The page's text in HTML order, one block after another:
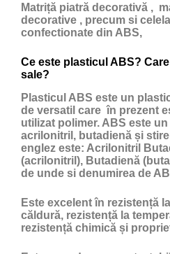
Matriță piatră decorativă ,
decorative , precum si
confectionate din ABS,
Ce este plasticul ABS?
sale?
Plasticul ABS este un
de versatil care în prezent
utilizat polimer. ABS este
acrilonitril, butadienă și
englez este: Acrilonitril
(acrilonitril), Butadienă
de unde si denumirea de
Este excelent în rezistență
căldură, rezistență la
rezistență chimică și